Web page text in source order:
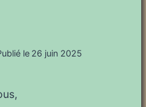
le 26 juin 2025